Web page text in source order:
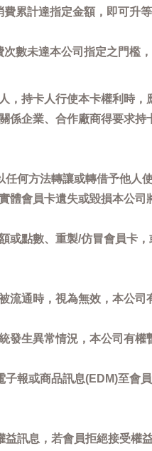
累計達指定金額，即可升
數未達本公司指定之門檻
，持卡人行使本卡權利時
係企業、合作廠商得要求
何方法轉讓或轉借予他
會員卡遺失或毀損本公
或點數、重製/仿冒會員卡
通時，視為無效，本公司
發生異常情況，本公司有
報或商品訊息(EDM)至
訊息，若會員拒絕接受權